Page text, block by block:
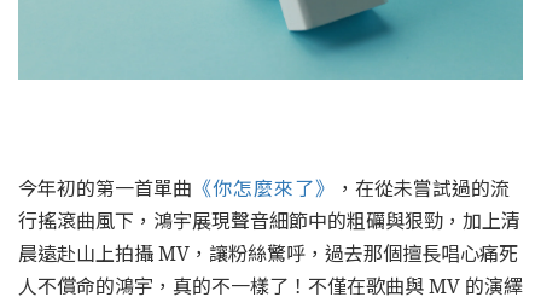
今年初的第一首單曲 《你怎麼來了》
，在從未嘗試過的流
行搖滾曲風下，鴻宇展現聲音細節中的粗礪與狠勁，加上清
晨遠赴山上拍攝 MV，讓粉絲驚呼，過去那個擅長唱心痛死
人不償命的鴻宇，真的不一樣了！不僅在歌曲與 MV 的演繹